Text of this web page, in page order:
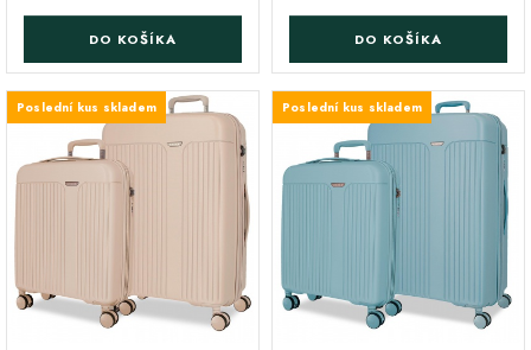
DO KOŠÍKA DO KOŠÍKA
Poslední kus skladem Poslední kus skladem